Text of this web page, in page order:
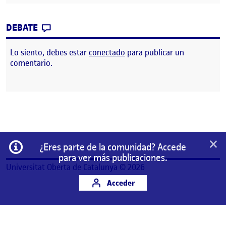
DEBATE
Lo siento, debes estarconectado para publicar un
comentario.
Información
¿Eres parte de la comunidad? Accede
para ver más publicaciones.
Acceder
×
Universitat Oberta de Catalunya © 2026